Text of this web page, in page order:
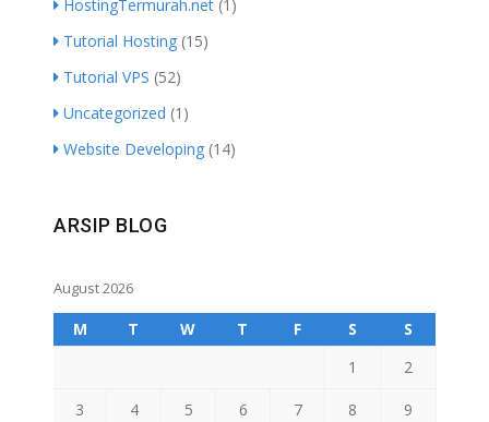
HostingTermurah.net (1)
Tutorial Hosting (15)
Tutorial VPS (52)
Uncategorized (1)
Website Developing (14)
ARSIP BLOG
August 2026
M T W T F S S
1 2
3 4 5 6 7 8 9